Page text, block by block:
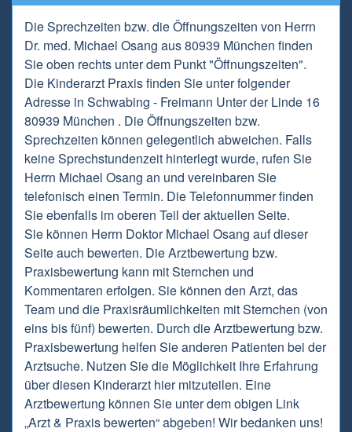
Die Sprechzeiten bzw. die Öffnungszeiten von Herrn
Dr. med. Michael Osang aus 80939 München finden
Sie oben rechts unter dem Punkt "Öffnungszeiten".
Die Kinderarzt Praxis finden Sie unter folgender
Adresse in Schwabing - Freimann Unter der Linde 16
80939 München . Die Öffnungszeiten bzw.
Sprechzeiten können gelegentlich abweichen. Falls
keine Sprechstundenzeit hinterlegt wurde, rufen Sie
Herrn Michael Osang an und vereinbaren Sie
telefonisch einen Termin. Die Telefonnummer finden
Sie ebenfalls im oberen Teil der aktuellen Seite.
Sie können Herrn Doktor Michael Osang auf dieser
Seite auch bewerten. Die Arztbewertung bzw.
Praxisbewertung kann mit Sternchen und
Kommentaren erfolgen. Sie können den Arzt, das
Team und die Praxisräumlichkeiten mit Sternchen (von
eins bis fünf) bewerten. Durch die Arztbewertung bzw.
Praxisbewertung helfen Sie anderen Patienten bei der
Arztsuche. Nutzen Sie die Möglichkeit Ihre Erfahrung
über diesen Kinderarzt hier mitzuteilen. Eine
Arztbewertung können Sie unter dem obigen Link
„Arzt & Praxis bewerten“ abgeben! Wir bedanken uns!